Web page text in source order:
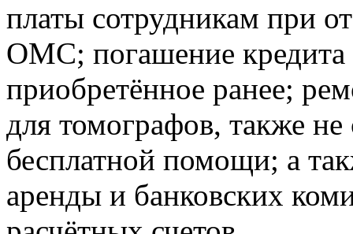
платы сотрудникам при
ОМС; погашение кредита
приобретённое ранее;
для томографов, также не
бесплатной помощи; а
аренды и банковских